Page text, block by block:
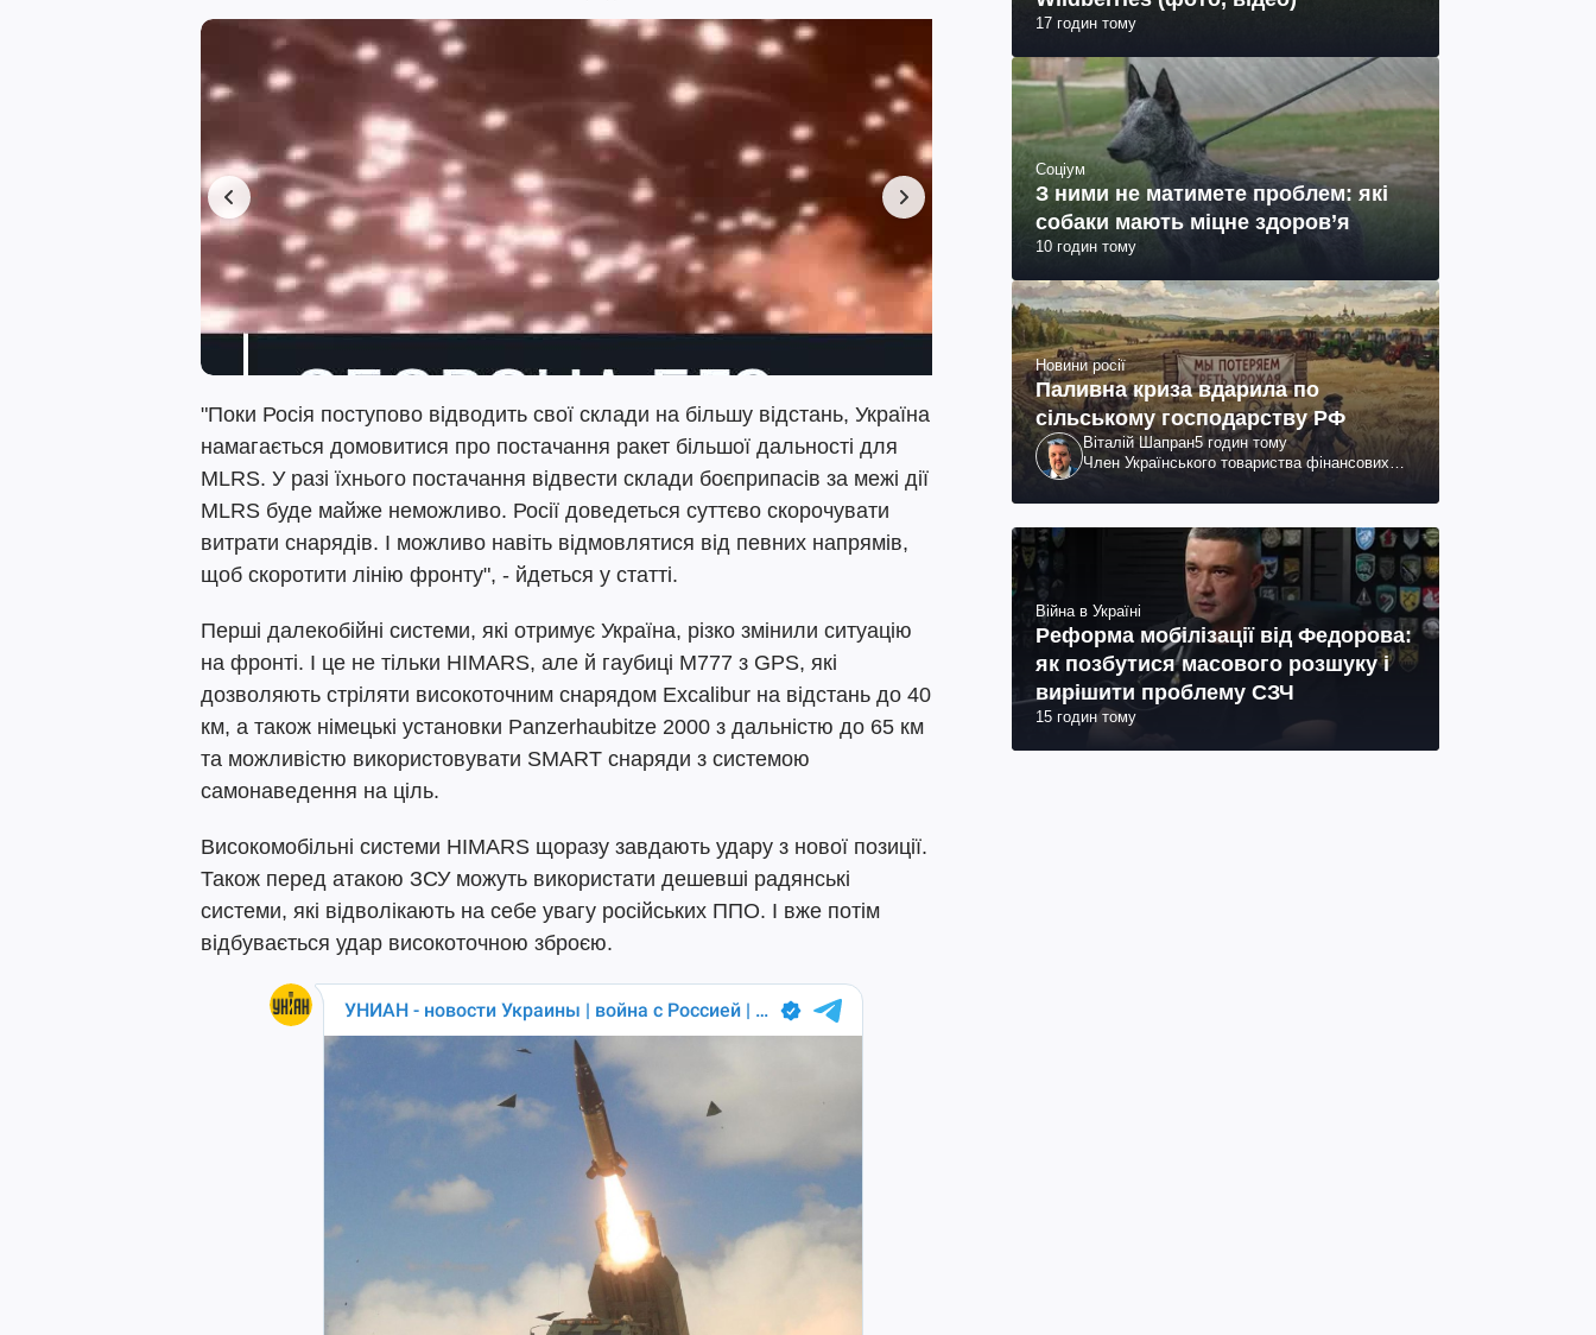
"Поки Росія поступово відводить свої склади на більшу відстань, Україна
намагається домовитися про постачання ракет більшої дальності для
MLRS. У разі їхнього постачання відвести склади боєприпасів за межі дії
MLRS буде майже неможливо. Росії доведеться суттєво скорочувати
витрати снарядів. І можливо навіть відмовлятися від певних напрямів,
щоб скоротити лінію фронту", - йдеться у статті.
Перші далекобійні системи, які отримує Україна, різко змінили ситуацію
на фронті. І це не тільки HIMARS, але й гаубиці М777 з GPS, які
дозволяють стріляти високоточним снарядом Excalibur на відстань до 40
км, а також німецькі установки Panzerhaubitze 2000 з дальністю до 65 км
та можливістю використовувати SMART снаряди з системою
самонаведення на ціль.
Високомобільні системи HIMARS щоразу завдають удару з нової позиції.
Також перед атакою ЗСУ можуть використати дешевші радянські
системи, які відволікають на себе увагу російських ППО. І вже потім
відбувається удар високоточною зброєю.
17 годин тому
Соціум
З ними не матимете проблем: які
собаки мають міцне здоров’я
10 годин тому
Новини росії
Паливна криза вдарила по
сільському господарству РФ
Віталій Шапран5 годин тому
Член Українського товариства фінансових
Війна в Україні
Реформа мобілізації від Федорова:
як позбутися масового розшуку і
вирішити проблему СЗЧ
15 годин тому